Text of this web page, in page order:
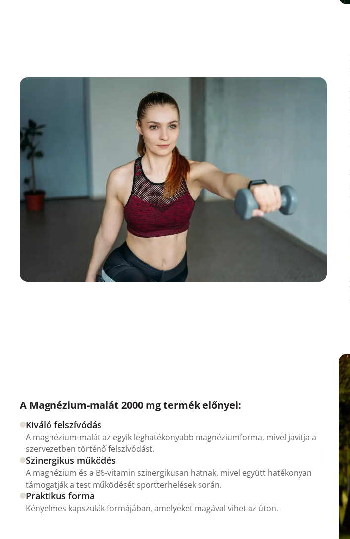
A Magnézium-malát 2000 mg termék előnyei:
Kiváló felszívódás
A magnézium-malát az egyik leghatékonyabb magnéziumforma, mivel javítja a
szervezetben történő felszívódást.
Szinergikus működés
A magnézium és a B6-vitamin szinergikusan hatnak, mivel együtt hatékonyan
támogatják a test működését sportterhelések során.
Praktikus forma
Kényelmes kapszulák formájában, amelyeket magával vihet az úton.